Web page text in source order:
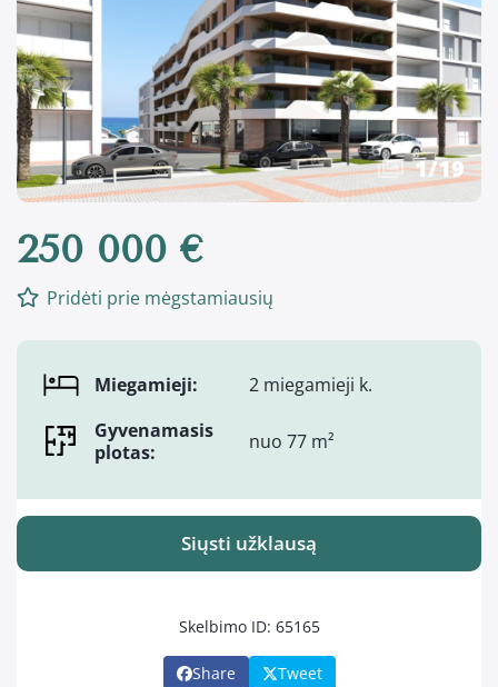
1/19
250 000 €
Pridėti prie mėgstamiausių
Miegamieji:
2 miegamieji k.
Gyvenamasis
plotas:
nuo 77 m²
Siųsti užklausą
Skelbimo ID: 65165
Share Tweet